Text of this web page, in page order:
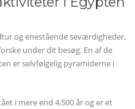
og enestående seværdigheder,
under dit besøg. En af de
er selvfølgelig pyramiderne i
i mere end 4.500 år og er et